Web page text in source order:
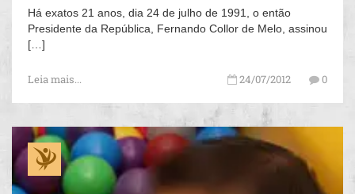
Há exatos 21 anos, dia 24 de julho de 1991, o então
Presidente da República, Fernando Collor de Melo, assinou
[…]
Leia mais... 24/07/2012 0